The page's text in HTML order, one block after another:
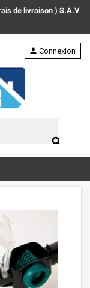
de livraison ) S.A.V
search
person Connexion